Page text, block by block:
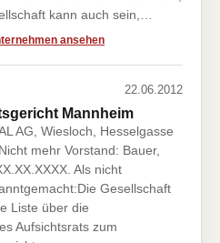
kann auch sein,…
ansehen
22.06.2012
Mannheim
AG, Wiesloch, Hesselgasse
mehr Vorstand: Bauer,
Als nicht
Gesellschaft
Liste über die
Aufsichtsrats zum